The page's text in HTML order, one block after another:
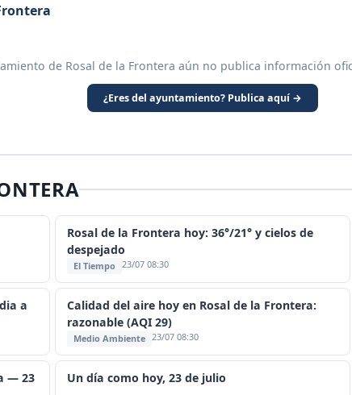
de Rosal de la Frontera aún no publica información
¿Eres del ayuntamiento? Publica aquí →
Rosal de la Frontera hoy: 36°/21° y cielos de
despejado
El Tiempo 23/07 08:30
a
Calidad del aire hoy en Rosal de la Frontera:
razonable (AQI 29)
Medio Ambiente 23/07 08:30
— 23
Un día como hoy, 23 de julio